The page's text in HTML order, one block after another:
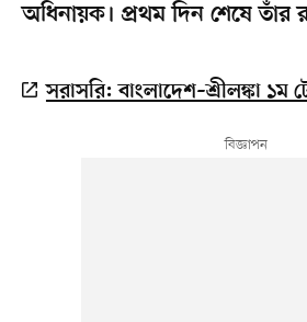
অধিনায়ক। প্রথম দিন শেষে তাঁর
সরাসরি: বাংলাদেশ–শ্রীলঙ্কা ১ম